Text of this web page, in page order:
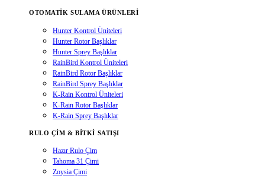
OTOMATIK SULAMA ÜRÜNLERI
Hunter Kontrol Üniteleri
Hunter Rotor Başlıklar
Hunter Sprey Başlıklar
RainBird Kontrol Üniteleri
RainBird Rotor Başlıklar
RainBird Sprey Başlıklar
K-Rain Kontrol Üniteleri
K-Rain Rotor Başlıklar
K-Rain Sprey Başlıklar
RULO ÇIM & BITKI SATIŞI
Hazır Rulo Çim
Tahoma 31 Çimi
Zoysia Çimi